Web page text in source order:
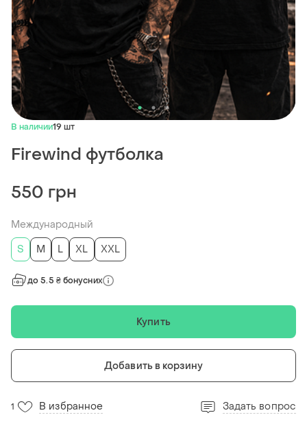
В наличии19 шт
Firewind футболка
550 грн
Международный
S
M L XL XXL
до 5.5 ₴ бонусних
Купить
Добавить в корзину
1 В избранное Задать вопрос